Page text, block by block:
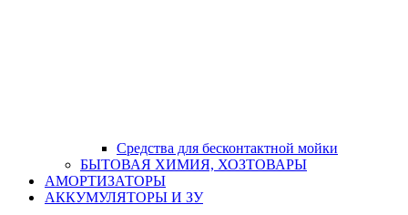
Средства для бесконтактной мойки
БЫТОВАЯ ХИМИЯ, ХОЗТОВАРЫ
АМОРТИЗАТОРЫ
АККУМУЛЯТОРЫ И ЗУ